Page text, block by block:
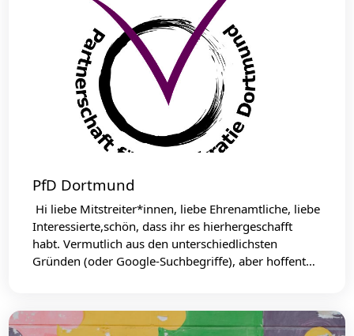
PfD Dortmund
Hi liebe Mitstreiter*innen, liebe Ehrenamtliche, liebe
Interessierte,schön, dass ihr es hierhergeschafft
habt. Vermutlich aus den unterschiedlichsten
Gründen (oder Google-Suchbegriffe), aber hoffent…